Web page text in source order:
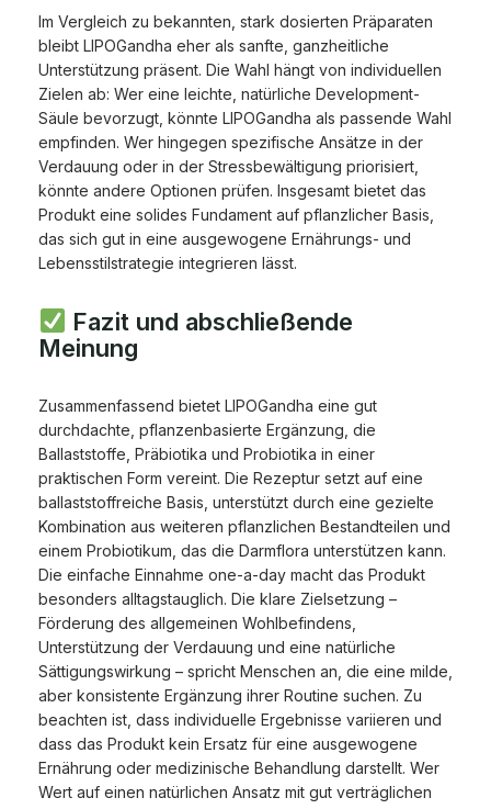
Im Vergleich zu bekannten, stark dosierten Präparaten
bleibt LIPOGandha eher als sanfte, ganzheitliche
Unterstützung präsent. Die Wahl hängt von individuellen
Zielen ab: Wer eine leichte, natürliche Development-
Säule bevorzugt, könnte LIPOGandha als passende Wahl
empfinden. Wer hingegen spezifische Ansätze in der
Verdauung oder in der Stressbewältigung priorisiert,
könnte andere Optionen prüfen. Insgesamt bietet das
Produkt eine solides Fundament auf pflanzlicher Basis,
das sich gut in eine ausgewogene Ernährungs- und
Lebensstilstrategie integrieren lässt.
Fazit und abschließende
Meinung
Zusammenfassend bietet LIPOGandha eine gut
durchdachte, pflanzenbasierte Ergänzung, die
Ballaststoffe, Präbiotika und Probiotika in einer
praktischen Form vereint. Die Rezeptur setzt auf eine
ballaststoffreiche Basis, unterstützt durch eine gezielte
Kombination aus weiteren pflanzlichen Bestandteilen und
einem Probiotikum, das die Darmflora unterstützen kann.
Die einfache Einnahme one-a-day macht das Produkt
besonders alltagstauglich. Die klare Zielsetzung –
Förderung des allgemeinen Wohlbefindens,
Unterstützung der Verdauung und eine natürliche
Sättigungswirkung – spricht Menschen an, die eine milde,
aber konsistente Ergänzung ihrer Routine suchen. Zu
beachten ist, dass individuelle Ergebnisse variieren und
dass das Produkt kein Ersatz für eine ausgewogene
Ernährung oder medizinische Behandlung darstellt. Wer
Wert auf einen natürlichen Ansatz mit gut verträglichen